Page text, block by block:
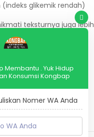
glikemik rendah)
teksturnya juga lebih
Membantu . Yuk Hidup
Konsumsi Kongbap
Nomer WA Anda